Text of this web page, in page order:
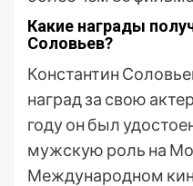
Какие награды
Соловьев?
Константин
наград за свою
году он был
мужскую роль на
Международном